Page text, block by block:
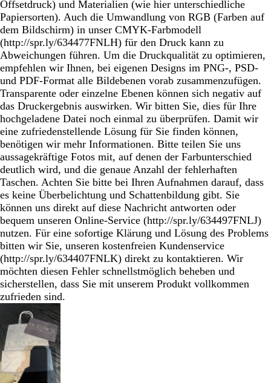
Offsetdruck) und Materialien (wie hier unterschiedliche
Papiersorten). Auch die Umwandlung von RGB (Farben auf
dem Bildschirm) in unser CMYK-Farbmodell
(http://spr.ly/634477FNLH) für den Druck kann zu
Abweichungen führen. Um die Druckqualität zu optimieren,
empfehlen wir Ihnen, bei eigenen Designs im PNG-, PSD-
und PDF-Format alle Bildebenen vorab zusammenzufügen.
Transparente oder einzelne Ebenen können sich negativ auf
das Druckergebnis auswirken. Wir bitten Sie, dies für Ihre
hochgeladene Datei noch einmal zu überprüfen. Damit wir
eine zufriedenstellende Lösung für Sie finden können,
benötigen wir mehr Informationen. Bitte teilen Sie uns
aussagekräftige Fotos mit, auf denen der Farbunterschied
deutlich wird, und die genaue Anzahl der fehlerhaften
Taschen. Achten Sie bitte bei Ihren Aufnahmen darauf, dass
es keine Überbelichtung und Schattenbildung gibt. Sie
können uns direkt auf diese Nachricht antworten oder
bequem unseren Online-Service (http://spr.ly/634497FNLJ)
nutzen. Für eine sofortige Klärung und Lösung des Problems
bitten wir Sie, unseren kostenfreien Kundenservice
(http://spr.ly/634407FNLK) direkt zu kontaktieren. Wir
möchten diesen Fehler schnellstmöglich beheben und
sicherstellen, dass Sie mit unserem Produkt vollkommen
zufrieden sind.